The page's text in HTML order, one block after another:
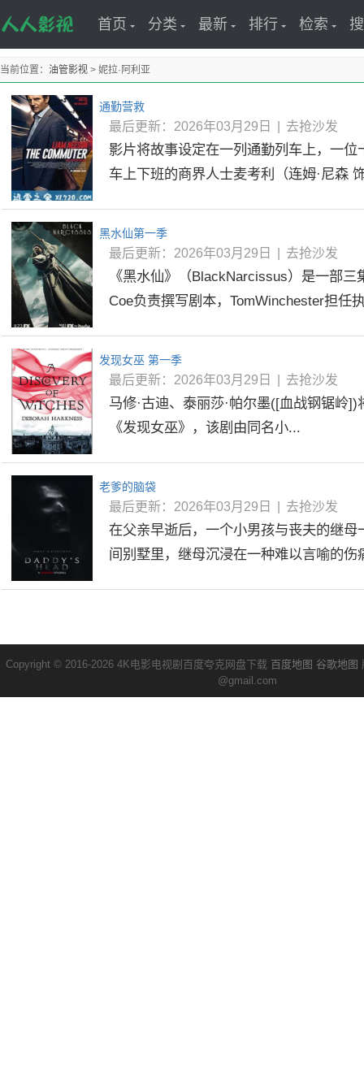
首页 分类 最新 排行 检索
当前位置： 油管影视 > 妮拉·阿利亚
通勤营救
最后更新：2026年03月29日 去抢沙发
影片将故事设定在一列通勤列车上，一位
车上下班的商界人士麦考利（连姆·尼森
黑水仙第一季
最后更新：2026年03月29日 去抢沙发
《黑水仙》（BlackNarcissus）是一部三
Coe负责撰写剧本，TomWinchester担任
发现女巫 第一季
最后更新：2026年03月29日 去抢沙发
马修·古迪、泰丽莎·帕尔墨([血战钢锯岭])
《发现女巫》，该剧由同名小...
老爹的脑袋
最后更新：2026年03月29日 去抢沙发
在父亲早逝后，一个小男孩与丧夫的继母
间别墅里，继母沉浸在一种难以言喻的伤
Copyright © 2016-2026 4K电影电视剧百度夸克网盘下载 百度地图 谷歌地图
@gmail.com